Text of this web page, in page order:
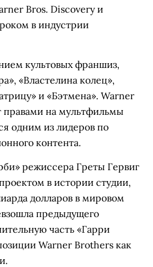
Bros. Discovery и
в индустрии
культовых франшиз,
«Властелина колец»,
и «Бэтмена». Warner
правами на мультфильмы
одним из лидеров по
контента.
режиссера Греты Гервиг
в истории студии,
долларов в мировом
предыдущего
часть «Гарри
Warner Brothers как